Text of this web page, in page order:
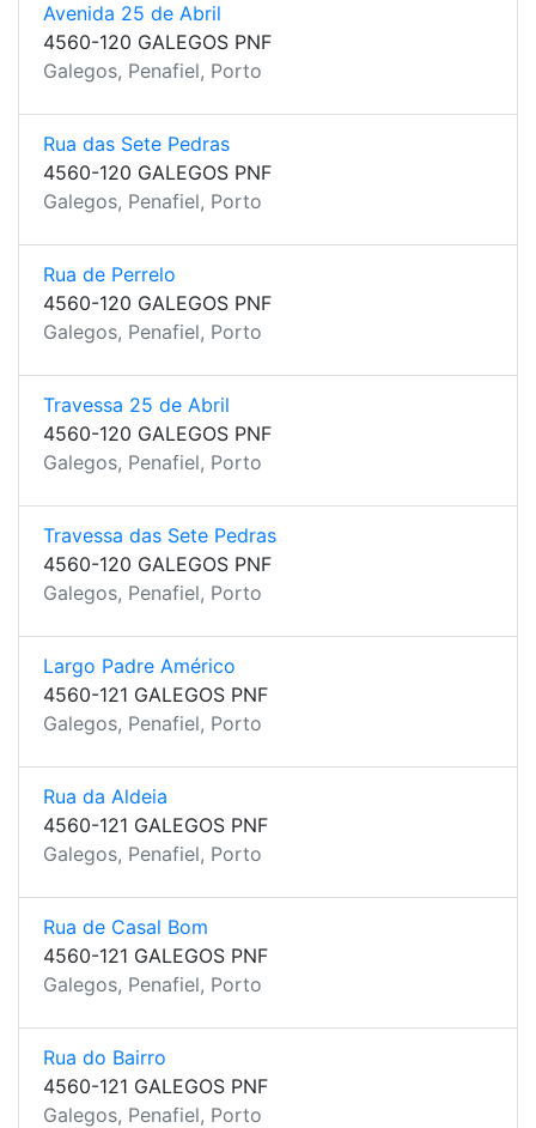
Avenida 25 de Abril
4560-120 GALEGOS PNF
Galegos, Penafiel, Porto
Rua das Sete Pedras
4560-120 GALEGOS PNF
Galegos, Penafiel, Porto
Rua de Perrelo
4560-120 GALEGOS PNF
Galegos, Penafiel, Porto
Travessa 25 de Abril
4560-120 GALEGOS PNF
Galegos, Penafiel, Porto
Travessa das Sete Pedras
4560-120 GALEGOS PNF
Galegos, Penafiel, Porto
Largo Padre Américo
4560-121 GALEGOS PNF
Galegos, Penafiel, Porto
Rua da Aldeia
4560-121 GALEGOS PNF
Galegos, Penafiel, Porto
Rua de Casal Bom
4560-121 GALEGOS PNF
Galegos, Penafiel, Porto
Rua do Bairro
4560-121 GALEGOS PNF
Galegos, Penafiel, Porto